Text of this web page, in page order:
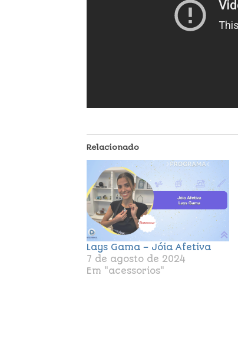
Relacionado
Lays Gama – Jóia Afetiva
7 de agosto de 2024
Em "acessorios"